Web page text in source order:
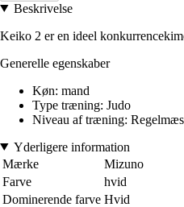
Beskrivelse
Keiko 2 er en ideel
Generelle egenskaber
Køn: mand
Type træning: Judo
Niveau af træning:
Yderligere information
Mærke
Mizuno
Farve
hvid
Dominerende farve Hvid